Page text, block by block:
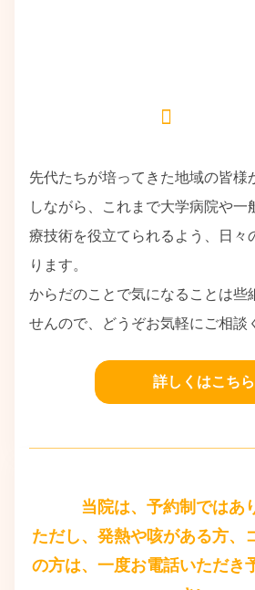
先代たちが培ってきた地域の皆様
しながら、これまで大学病院や一
療技術を役立てられるよう、日々
ります。
からだのことで気になることは些
せんので、どうぞお気軽にご相談
詳しくはこちら
当院は、予約制ではあ
ただし、発熱や咳がある方、
の方は、一度お電話いただき